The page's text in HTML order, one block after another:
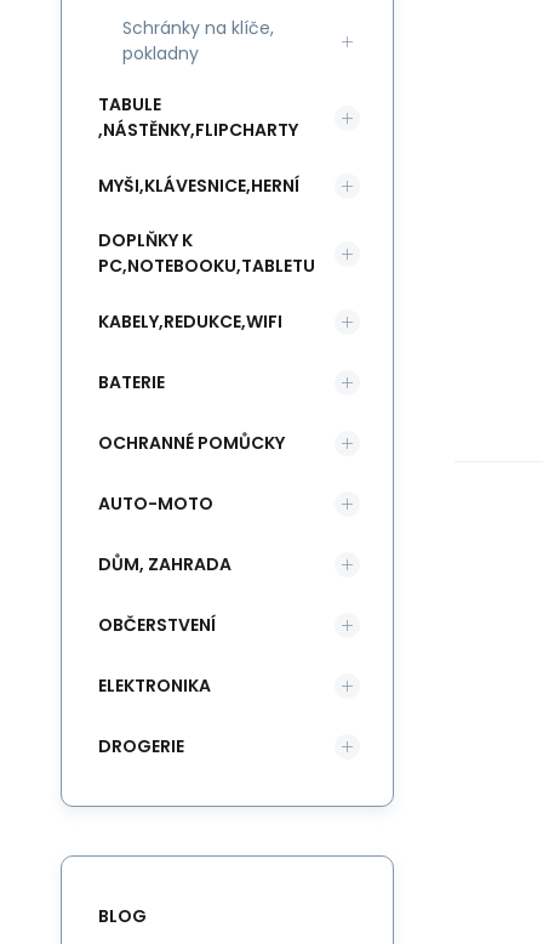
Schránky na klíče,
pokladny
TABULE
,NÁSTĚNKY,FLIPCHARTY
MYŠI,KLÁVESNICE,HERNÍ
DOPLŇKY K
PC,NOTEBOOKU,TABLETU
KABELY,REDUKCE,WIFI
BATERIE
OCHRANNÉ POMŮCKY
AUTO-MOTO
DŮM, ZAHRADA
OBČERSTVENÍ
ELEKTRONIKA
DROGERIE
BLOG